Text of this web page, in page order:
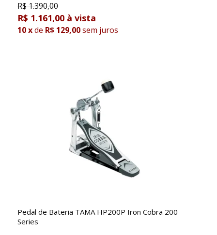
R$1.390,00
R$ 1.161,00
10xde R$ 129,00sem juros
Pedal de Bateria TAMA HP200P Iron Cobra 200
Series